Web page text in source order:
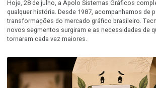
39 anos transformando tecnologia
confiança e futuro